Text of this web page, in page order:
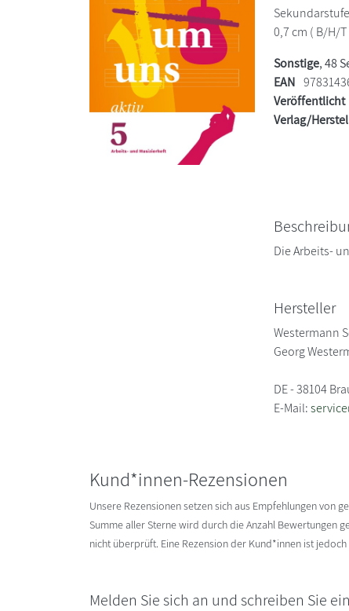
0,7 cm ( B/H/T
Sonstige, 48
EAN
Veröffentlicht
Verlag/
Die Arbeits-
Hersteller
Westermann
Georg
DE - 38104
E-Mail:
Kund*innen-Rezensionen
Unsere Rezensionen setzen sich aus Empfehlungen von
Summe aller Sterne wird durch die Anzahl Bewertungen
nicht überprüft. Eine Rezension der Kund*innen ist
Melden Sie sich an und schreiben Sie